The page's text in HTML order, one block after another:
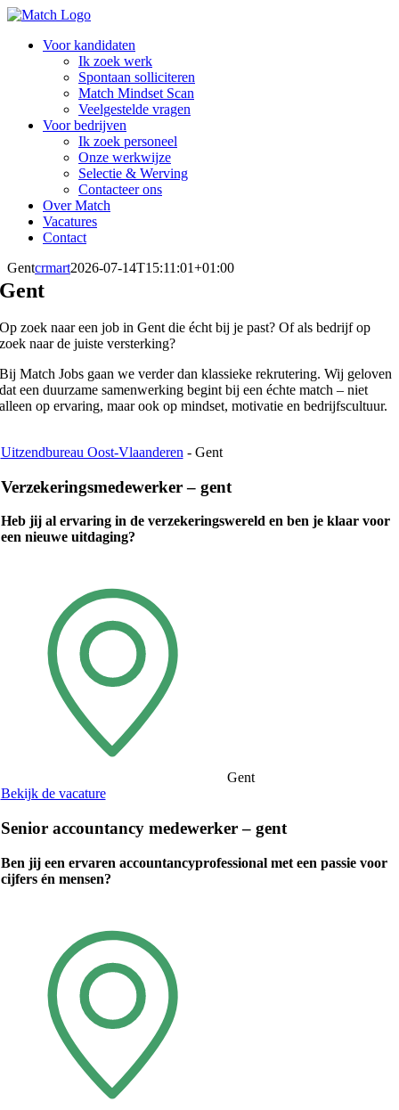
Ga
inhoudVoor kandidaten
Ik zoek werk
Spontaan solliciteren
Match Mindset Scan
Veelgestelde vragen
Voor bedrijven
Ik zoek personeel
Onze werkwijze
Selectie & Werving
Contacteer ons
Over Match
Vacatures
Contact
Gentcrmart2026-07-14T15:11:01+01:00
Gent
Op zoek naar een job in Gent die écht bij je past? Of als bedrijf op
zoek naar de juiste versterking?
Bij Match Jobs gaan we verder dan klassieke rekrutering. Wij geloven
dat een duurzame samenwerking begint bij een échte match – niet
alleen op ervaring, maar ook op mindset, motivatie en bedrijfscultuur.
Uitzendbureau Oost-Vlaanderen - Gent
Verzekeringsmedewerker – gent
Heb jij al ervaring in de verzekeringswereld en ben je klaar voor
een nieuwe uitdaging?
Gent
Bekijk de vacature
Senior accountancy medewerker – gent
Ben jij een ervaren accountancyprofessional met een passie voor
cijfers én mensen?